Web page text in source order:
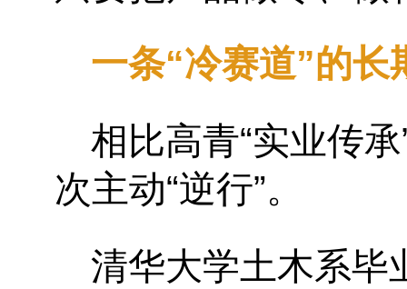
一条“冷赛道”的长
相比高青“实业传承
次主动“逆行”。
清华大学土木系毕